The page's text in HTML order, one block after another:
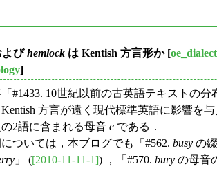
びhemlock は Kentish 方言形か[oe_dialect
]
#1433. 10世紀以前の古英語テキストの分
方言が遠く現代標準英語に影響を
2語に含まれる母音 e である．
ついては，本ブログでも「#562. busy の
」 ([2010-11-11-1]) ，「#570. bury の母音